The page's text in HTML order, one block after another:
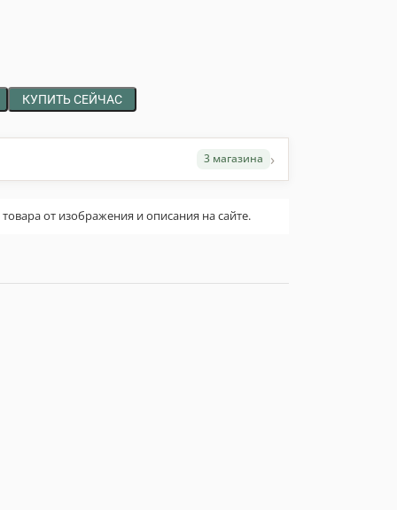
КУПИТЬ СЕЙЧАС
3 магазина ›
от изображения и описания на сайте.